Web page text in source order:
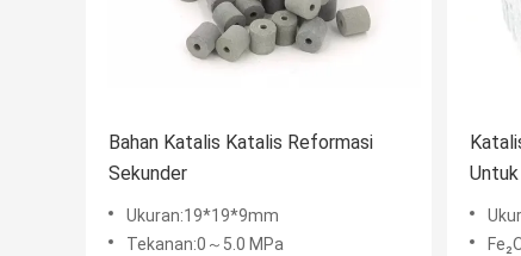
Bahan Katalis Katalis Reformasi
Sekunder
Ukuran:19*19*9mm
Tekanan:0～5.0 MPa